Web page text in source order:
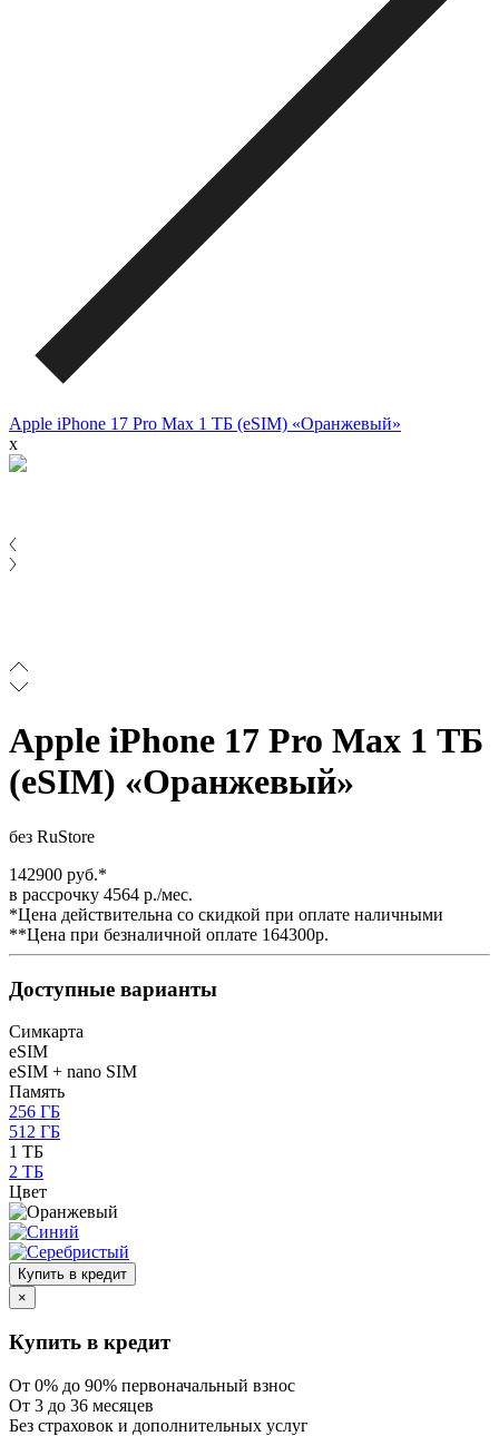
Apple iPhone 17 Pro Max 1 ТБ (eSIM) «Оранжевый»
x
Apple iPhone 17 Pro Max 1 ТБ
(eSIM) «Оранжевый»
без RuStore
142900 руб.*
в рассрочку 4564 р./мес.
*Цена действительна со скидкой при оплате наличными
**Цена при безналичной оплате 164300р.
Доступные варианты
Симкарта
eSIM
eSIM + nano SIM
Память
256 ГБ
512 ГБ
1 ТБ
2 ТБ
Цвет
Купить в кредит
×
Купить в кредит
От 0% до 90% первоначальный взнос
От 3 до 36 месяцев
Без страховок и дополнительных услуг